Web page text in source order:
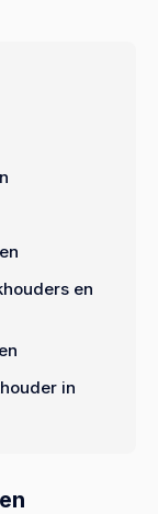
en
in